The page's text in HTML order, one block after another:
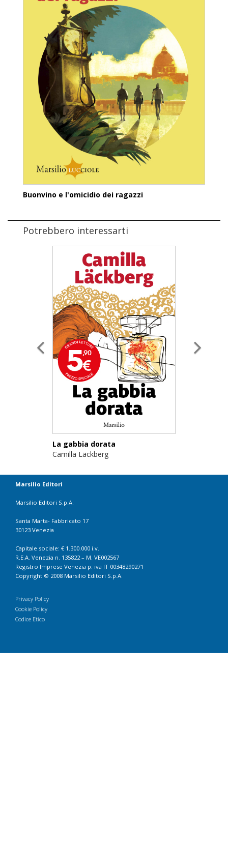
Buonvino e l'omicidio dei ragazzi
Potrebbero interessarti
La gabbia dorata
Camilla Läckberg
Marsilio Editori
Marsilio Editori S.p.A.
Santa Marta- Fabbricato 17
30123 Venezia
Capitale sociale: € 1.300.000 i.v.
R.E.A. Venezia n. 135822 – M. VE002567
Registro Imprese Venezia p. iva IT 00348290271
Copyright © 2008 Marsilio Editori S.p.A.
Privacy Policy
Cookie Policy
Codice Etico